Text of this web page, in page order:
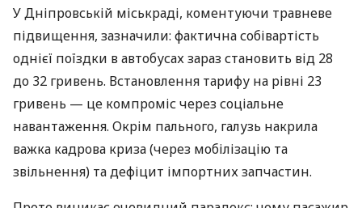
У Дніпровській міськраді, коментуючи травневе
підвищення, зазначили: фактична собівартість
однієї поїздки в автобусах зараз становить від 28
до 32 гривень. Встановлення тарифу на рівні 23
гривень — це компроміс через соціальне
навантаження. Окрім пального, галузь накрила
важка кадрова криза (через мобілізацію та
звільнення) та дефіцит імпортних запчастин.